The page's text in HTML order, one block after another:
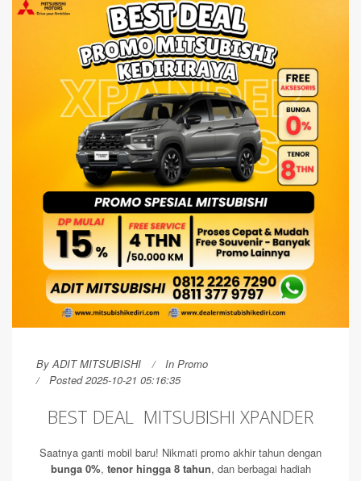
ByADIT MITSUBISHI In Promo
Posted 2025-10-21 05:16:35
BEST DEAL MITSUBISHI XPANDER
Saatnya ganti mobil baru! Nikmati promo akhir tahun dengan
bunga 0%, tenor hingga 8 tahun, dan berbagai hadiah